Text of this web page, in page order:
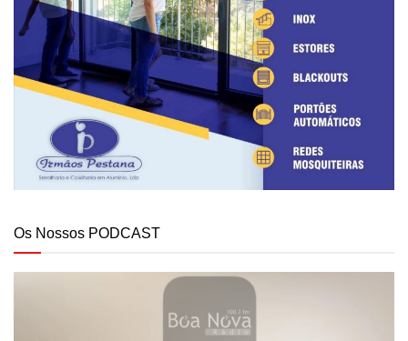
Os Nossos PODCAST